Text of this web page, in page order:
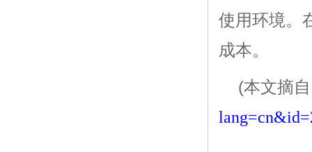
使用环境。
成本。
(本文摘